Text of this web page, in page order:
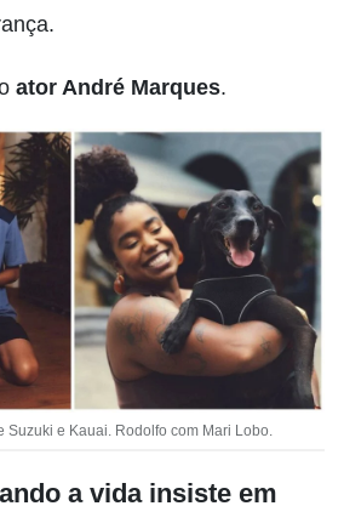
ator André Marques.
Suzuki e Kauai. Rodolfo com Mari Lobo.
a vida insiste em